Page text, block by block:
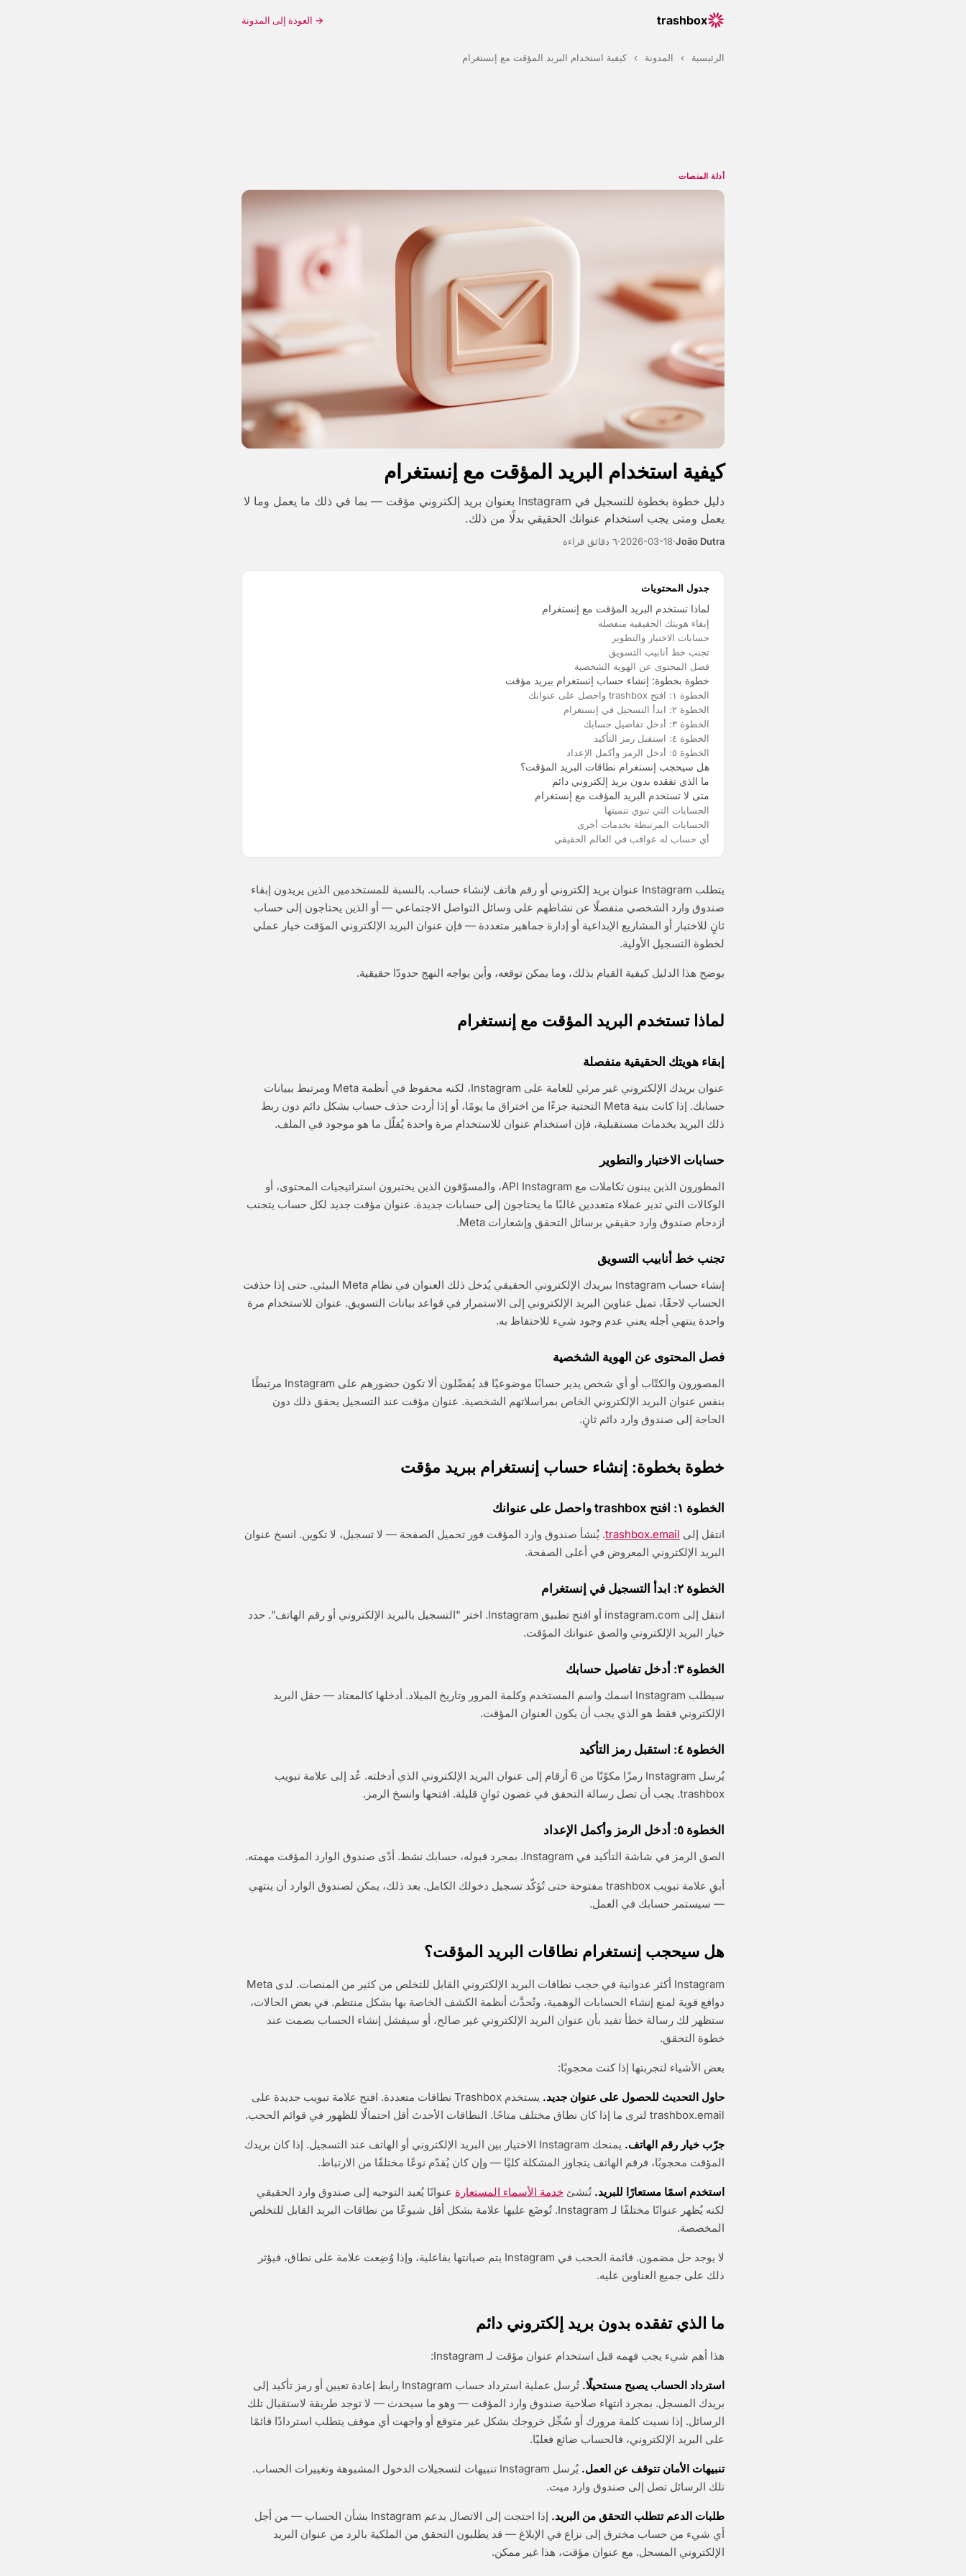
trashbox → العودة إلى المدونة
الرئيسية › المدونة › كيفية استخدام البريد المؤقت مع إنستغرام
أدلة المنصات
كيفية استخدام البريد المؤقت مع إنستغرام
دليل خطوة بخطوة للتسجيل في Instagram بعنوان بريد إلكتروني مؤقت — بما في ذلك ما يعمل وما لا
يعمل ومتى يجب استخدام عنوانك الحقيقي بدلًا من ذلك.
João Dutra
·
2026-03-18
·٦ دقائق قراءة
جدول المحتويات
لماذا تستخدم البريد المؤقت مع إنستغرام
إبقاء هويتك الحقيقية منفصلة
حسابات الاختبار والتطوير
تجنب خط أنابيب التسويق
فصل المحتوى عن الهوية الشخصية
خطوة بخطوة: إنشاء حساب إنستغرام ببريد مؤقت
الخطوة ١: افتح trashbox واحصل على عنوانك
الخطوة ٢: ابدأ التسجيل في إنستغرام
الخطوة ٣: أدخل تفاصيل حسابك
الخطوة ٤: استقبل رمز التأكيد
الخطوة ٥: أدخل الرمز وأكمل الإعداد
هل سيحجب إنستغرام نطاقات البريد المؤقت؟
ما الذي تفقده بدون بريد إلكتروني دائم
متى لا تستخدم البريد المؤقت مع إنستغرام
الحسابات التي تنوي تنميتها
الحسابات المرتبطة بخدمات أخرى
أي حساب له عواقب في العالم الحقيقي
يتطلب Instagram عنوان بريد إلكتروني أو رقم هاتف لإنشاء حساب. بالنسبة للمستخدمين الذين يريدون إبقاء
صندوق وارد الشخصي منفصلًا عن نشاطهم على وسائل التواصل الاجتماعي — أو الذين يحتاجون إلى حساب
ثانٍ للاختبار أو المشاريع الإبداعية أو إدارة جماهير متعددة — فإن عنوان البريد الإلكتروني المؤقت خيار عملي
لخطوة التسجيل الأولية.
يوضح هذا الدليل كيفية القيام بذلك، وما يمكن توقعه، وأين يواجه النهج حدودًا حقيقية.
لماذا تستخدم البريد المؤقت مع إنستغرام
إبقاء هويتك الحقيقية منفصلة
عنوان بريدك الإلكتروني غير مرئي للعامة على Instagram، لكنه محفوظ في أنظمة Meta ومرتبط ببيانات
حسابك. إذا كانت بنية Meta التحتية جزءًا من اختراق ما يومًا، أو إذا أردت حذف حساب بشكل دائم دون ربط
ذلك البريد بخدمات مستقبلية، فإن استخدام عنوان للاستخدام مرة واحدة يُقلّل ما هو موجود في الملف.
حسابات الاختبار والتطوير
المطورون الذين يبنون تكاملات مع API Instagram، والمسوّقون الذين يختبرون استراتيجيات المحتوى، أو
الوكالات التي تدير عملاء متعددين غالبًا ما يحتاجون إلى حسابات جديدة. عنوان مؤقت جديد لكل حساب يتجنب
ازدحام صندوق وارد حقيقي برسائل التحقق وإشعارات Meta.
تجنب خط أنابيب التسويق
إنشاء حساب Instagram ببريدك الإلكتروني الحقيقي يُدخل ذلك العنوان في نظام Meta البيئي. حتى إذا حذفت
الحساب لاحقًا، تميل عناوين البريد الإلكتروني إلى الاستمرار في قواعد بيانات التسويق. عنوان للاستخدام مرة
واحدة ينتهي أجله يعني عدم وجود شيء للاحتفاظ به.
فصل المحتوى عن الهوية الشخصية
المصورون والكتّاب أو أي شخص يدير حسابًا موضوعيًا قد يُفضّلون ألا تكون حضورهم على Instagram مرتبطًا
بنفس عنوان البريد الإلكتروني الخاص بمراسلاتهم الشخصية. عنوان مؤقت عند التسجيل يحقق ذلك دون
الحاجة إلى صندوق وارد دائم ثانٍ.
خطوة بخطوة: إنشاء حساب إنستغرام ببريد مؤقت
الخطوة ١: افتح trashbox واحصل على عنوانك
انتقل إلى trashbox.email. يُنشأ صندوق وارد المؤقت فور تحميل الصفحة — لا تسجيل، لا تكوين. انسخ عنوان
البريد الإلكتروني المعروض في أعلى الصفحة.
الخطوة ٢: ابدأ التسجيل في إنستغرام
انتقل إلى instagram.com أو افتح تطبيق Instagram. اختر "التسجيل بالبريد الإلكتروني أو رقم الهاتف". حدد
خيار البريد الإلكتروني والصق عنوانك المؤقت.
الخطوة ٣: أدخل تفاصيل حسابك
سيطلب Instagram اسمك واسم المستخدم وكلمة المرور وتاريخ الميلاد. أدخلها كالمعتاد — حقل البريد
الإلكتروني فقط هو الذي يجب أن يكون العنوان المؤقت.
الخطوة ٤: استقبل رمز التأكيد
يُرسل Instagram رمزًا مكوّنًا من 6 أرقام إلى عنوان البريد الإلكتروني الذي أدخلته. عُد إلى علامة تبويب
trashbox. يجب أن تصل رسالة التحقق في غضون ثوانٍ قليلة. افتحها وانسخ الرمز.
الخطوة ٥: أدخل الرمز وأكمل الإعداد
الصق الرمز في شاشة التأكيد في Instagram. بمجرد قبوله، حسابك نشط. أدّى صندوق الوارد المؤقت مهمته.
أبقِ علامة تبويب trashbox مفتوحة حتى تُؤكّد تسجيل دخولك الكامل. بعد ذلك، يمكن لصندوق الوارد أن ينتهي
— سيستمر حسابك في العمل.
هل سيحجب إنستغرام نطاقات البريد المؤقت؟
Instagram أكثر عدوانية في حجب نطاقات البريد الإلكتروني القابل للتخلص من كثير من المنصات. لدى Meta
دوافع قوية لمنع إنشاء الحسابات الوهمية، وتُحدَّث أنظمة الكشف الخاصة بها بشكل منتظم. في بعض الحالات،
ستظهر لك رسالة خطأ تفيد بأن عنوان البريد الإلكتروني غير صالح، أو سيفشل إنشاء الحساب بصمت عند
خطوة التحقق.
بعض الأشياء لتجربتها إذا كنت محجوبًا:
حاول التحديث للحصول على عنوان جديد.
يستخدم Trashbox نطاقات متعددة. افتح علامة تبويب جديدة على
trashbox.email لترى ما إذا كان نطاق مختلف متاحًا. النطاقات الأحدث أقل احتمالًا للظهور في قوائم الحجب.
جرّب خيار رقم الهاتف.
يمنحك Instagram الاختيار بين البريد الإلكتروني أو الهاتف عند التسجيل. إذا كان بريدك
المؤقت محجوبًا، فرقم الهاتف يتجاوز المشكلة كليًا — وإن كان يُقدّم نوعًا مختلفًا من الارتباط.
استخدم اسمًا مستعارًا للبريد. تُنشئ خدمة الأسماء المستعارة عنوانًا يُعيد التوجيه إلى صندوق وارد الحقيقي
لكنه يُظهر عنوانًا مختلفًا لـ Instagram. تُوضَع عليها علامة بشكل أقل شيوعًا من نطاقات البريد القابل للتخلص
المخصصة.
لا يوجد حل مضمون. قائمة الحجب في Instagram يتم صيانتها بفاعلية، وإذا وُضِعت علامة على نطاق، فيؤثر
ذلك على جميع العناوين عليه.
ما الذي تفقده بدون بريد إلكتروني دائم
هذا أهم شيء يجب فهمه قبل استخدام عنوان مؤقت لـ Instagram:
استرداد الحساب يصبح مستحيلًا.
تُرسل عملية استرداد حساب Instagram رابط إعادة تعيين أو رمز تأكيد إلى
بريدك المسجل. بمجرد انتهاء صلاحية صندوق وارد المؤقت — وهو ما سيحدث — لا توجد طريقة لاستقبال تلك
الرسائل. إذا نسيت كلمة مرورك أو سُجِّل خروجك بشكل غير متوقع أو واجهت أي موقف يتطلب استردادًا قائمًا
على البريد الإلكتروني، فالحساب ضائع فعليًا.
تنبيهات الأمان تتوقف عن العمل.
يُرسل Instagram تنبيهات لتسجيلات الدخول المشبوهة وتغييرات الحساب.
تلك الرسائل تصل إلى صندوق وارد ميت.
طلبات الدعم تتطلب التحقق من البريد.
إذا احتجت إلى الاتصال بدعم Instagram بشأن الحساب — من أجل
أي شيء من حساب مخترق إلى نزاع في الإبلاغ — قد يطلبون التحقق من الملكية بالرد من عنوان البريد
الإلكتروني المسجل. مع عنوان مؤقت، هذا غير ممكن.